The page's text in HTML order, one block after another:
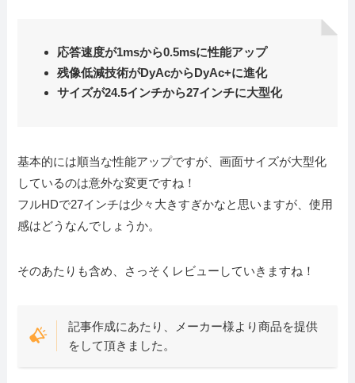
応答速度が1msから0.5msに性能アップ
残像低減技術がDyAcからDyAc+に進化
サイズが24.5インチから27インチに大型化
基本的には順当な性能アップですが、画面サイズが大型化
しているのは意外な変更ですね！
フルHDで27インチは少々大きすぎかなと思いますが、使用
感はどうなんでしょうか。
そのあたりも含め、さっそくレビューしていきますね！
記事作成にあたり、メーカー様より商品を提供
をして頂きました。